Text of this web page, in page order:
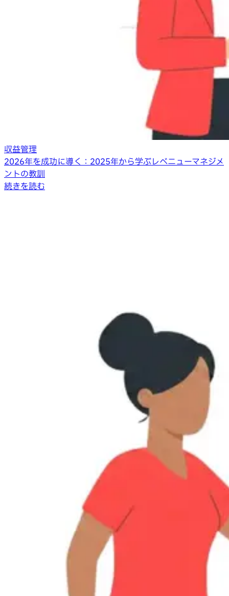
収益管理
2026年を成功に導く：2025年から学ぶレベニューマネジメ
ントの教訓
続きを読む